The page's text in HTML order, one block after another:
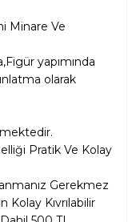
Minare Ve
yapımında
olarak
Pratik Ve Kolay
Gerekmez
Kolay Kıvrılabilir